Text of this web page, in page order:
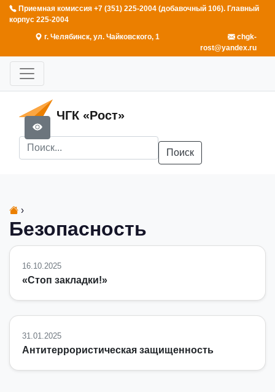
Приемная комиссия +7 (351) 225-2004 (добавочный 106). Главный
корпус 225-2004
г. Челябинск, ул. Чайковского, 1
chgk-
rost@yandex.ru
ЧГК «Рост»
Поиск
›
Безопасность
16.10.2025
«Стоп закладки!»
31.01.2025
Антитеррористическая защищенность